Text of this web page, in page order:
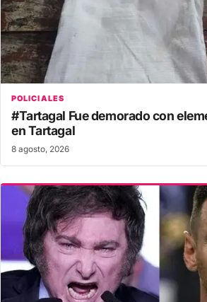
POLICIALES
#Tartagal Fue demorado con
en Tartagal
8 agosto, 2026